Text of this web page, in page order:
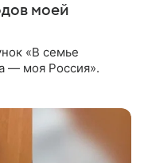
моей
«В семье
— моя Россия».